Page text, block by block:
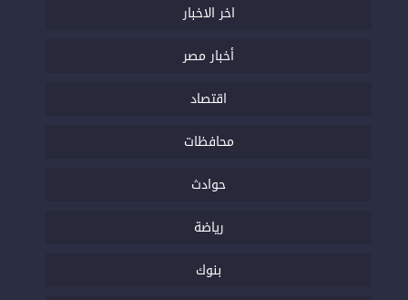
اخر الاخبار
أخبار مصر
اقتصاد
محافظات
حوادث
رياضة
بنوك